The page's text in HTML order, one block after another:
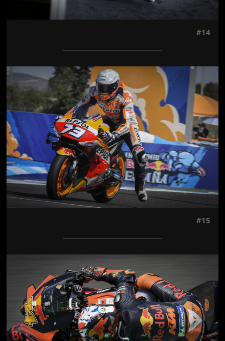
#14
Jön még kép!
#15
Jön még kép!